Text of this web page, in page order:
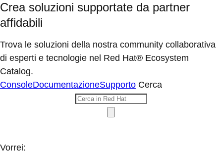
Crea soluzioni supportate da partner
affidabili
Trova le soluzioni della nostra community collaborativa
di esperti e tecnologie nel Red Hat® Ecosystem
Catalog.
ConsoleDocumentazioneSupporto Cerca
Vorrei: